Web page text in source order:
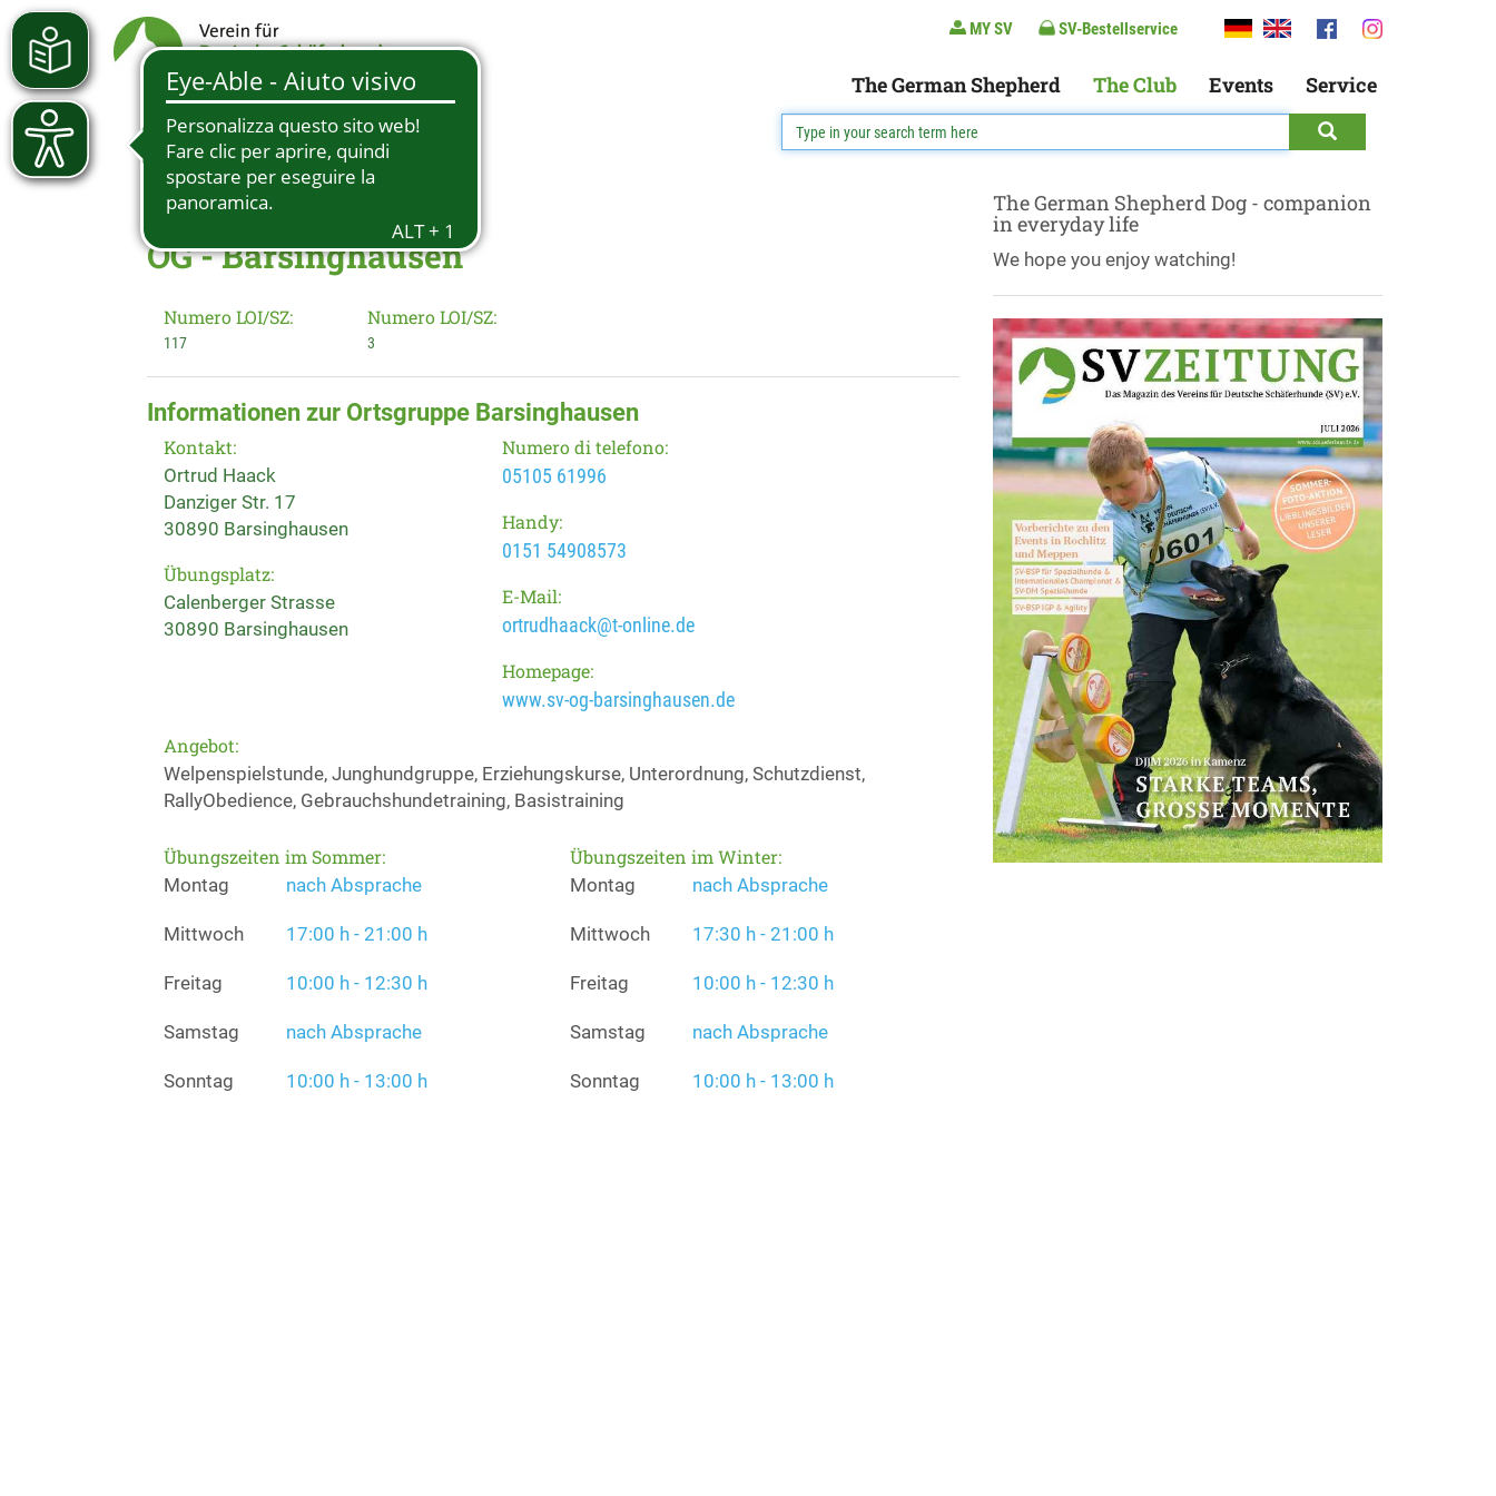
MY SV SV-Bestellservice
The German Shepherd The Club Events Service
OG - Barsinghausen
Numero LOI/SZ:
117
Numero LOI/SZ:
3
Informationen zur Ortsgruppe Barsinghausen
Kontakt:
Ortrud Haack
Danziger Str. 17
30890 Barsinghausen
Übungsplatz:
Calenberger Strasse
30890 Barsinghausen
Numero di telefono:
05105 61996
Handy:
0151 54908573
E-Mail:
ortrudhaack@t-online.de
Homepage:
www.sv-og-barsinghausen.de
Angebot:
Welpenspielstunde, Junghundgruppe, Erziehungskurse, Unterordnung, Schutzdienst,
RallyObedience, Gebrauchshundetraining, Basistraining
Übungszeiten im Sommer:
Montag nach Absprache
Mittwoch 17:00 h - 21:00 h
Freitag 10:00 h - 12:30 h
Samstag nach Absprache
Sonntag 10:00 h - 13:00 h
Übungszeiten im Winter:
Montag nach Absprache
Mittwoch 17:30 h - 21:00 h
Freitag 10:00 h - 12:30 h
Samstag nach Absprache
Sonntag 10:00 h - 13:00 h
The German Shepherd Dog - companion
in everyday life
We hope you enjoy watching!